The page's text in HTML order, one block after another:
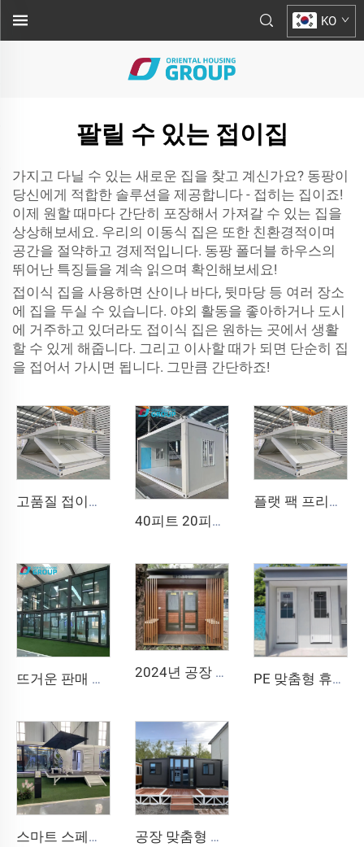
KO
팔릴 수 있는 접이집
가지고 다닐 수 있는 새로운 집을 찾고 계신가요? 동팡이
당신에게 적합한 솔루션을 제공합니다 - 접히는 집이죠!
이제 원할 때마다 간단히 포장해서 가져갈 수 있는 집을
상상해보세요. 우리의 이동식 집은 또한 친환경적이며
공간을 절약하고 경제적입니다. 동팡 폴더블 하우스의
뛰어난 특징들을 계속 읽으며 확인해보세요!
접이식 집을 사용하면 산이나 바다, 뒷마당 등 여러 장소
에 집을 두실 수 있습니다. 야외 활동을 좋아하거나 도시
에 거주하고 있더라도 접이식 집은 원하는 곳에서 생활
할 수 있게 해줍니다. 그리고 이사할 때가 되면 단순히 집
을 접어서 가시면 됩니다. 그만큼 간단하죠!
고품질 접이식 분리형 Z형 이동식 주택 조립식 플랫팩 주택 광산 캠프 사무실용 접이식 컨테이너 하우스
40피트 20피트 이동식 접이식 주택 조립식 접이식 룸 컨테이너 하우스 접이식 보관함 접이식 주택 판매
플랫 팩 프리팹리케이티드 빠르게 접히는 이동식 모듈러 20ft 40ft 폴딩 모바일 컨테이너 미니 하우스 홈
뜨거운 판매 상품 - 우수한 품질의 럭셔리 접이식 주택, 합리적인 가격의 사전 제작 접이식 컨테이너 하우스 2024년 공장 휴대용 야외용 강철 이동식 화장실 캐빈 공용 욕실 (샌드위치 패널 소재 사용) PE 맞춤형 휴대용 야외 공용 이동식 화장실 캠핑 가격 컨테이너 하우스 이동식 화장실
스마트 스페이스 캡슐 하우스 - 최신 기술이 탑재된 모던한 디자인의 소형 생활 포드, 호텔용 공장 맞춤형 저렴한 모듈러 주택, 판매용 프리패브 하우스, 고급 컨테이너 하우스, 프리패브 주택